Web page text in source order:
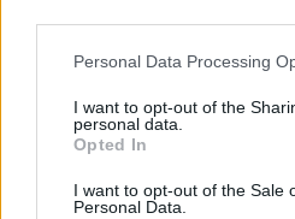
Personal Data Processing
I want to opt-out of the
personal data.
Opted In
I want to opt-out of the Sale
Personal Data.